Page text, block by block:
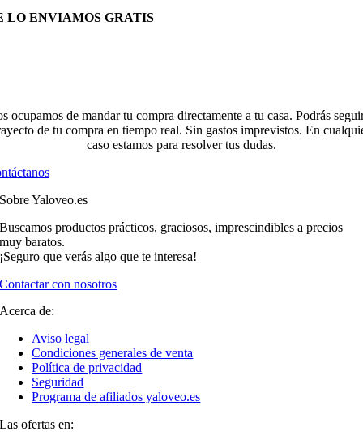
LO ENVIAMOS GRATIS
ocupamos de mandar tu compra directamente a tu casa. Podrás
de tu compra en tiempo real. Sin gastos imprevistos. En
caso estamos para resolver tus dudas.
Sobre Yaloveo.es
Buscamos productos prácticos, graciosos, imprescindibles a precios
muy baratos.
¡Seguro que verás algo que te interesa!
Contactar con nosotros
Acerca de:
Aviso legal
Condiciones generales de venta
Política de privacidad
Seguridad
Programa de afiliados yaloveo.es
Las ofertas en: